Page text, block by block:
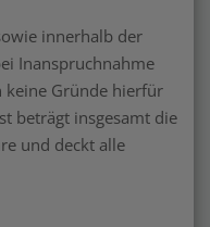
innerhalb der
Inanspruchnahme
keine Gründe hierfür
beträgt insgesamt die
und deckt alle